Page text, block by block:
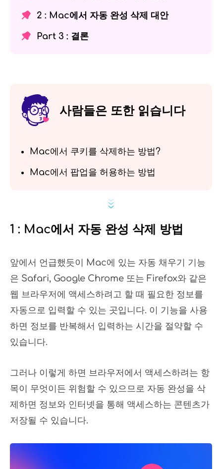
2 : Mac에서 자동 완성 삭제 대안
Part 3 : 결론
사람들은 또한 읽습니다
Mac에서 쿠키를 삭제하는 방법?
Mac에서 팝업을 허용하는 방법
1 : Mac에서 자동 완성 삭제 방법
앞에서 언급했듯이 Mac에 있는 자동 채우기 기능
은 Safari, Google Chrome 또는 Firefox와 같은
웹 브라우저에 액세스하려고 할 때 필요한 정보를
자동으로 입력할 수 있는 곳입니다. 이 기능을 사용
하면 정보를 반복해서 입력하는 시간을 절약할 수
있습니다.
그러나 이렇게 하면 브라우저에서 액세스하려는 항
목이 무엇이든 위험할 수 있으므로 자동 완성을 삭
제하면 정보와 인터넷을 통해 액세스하는 콘텐츠가
저장될 수 있습니다.